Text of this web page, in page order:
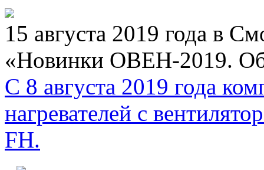
15 августа 2019 года в
«Новинки ОВЕН-2019.
С 8 августа 2019 года
нагревателей с
FH.